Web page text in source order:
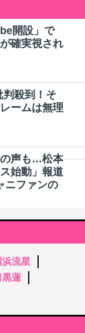
開設」で
確実視され
殺到！そ
ームは無理
声も…松本
始動」報道
ニファンの
浜流星
黒蓮